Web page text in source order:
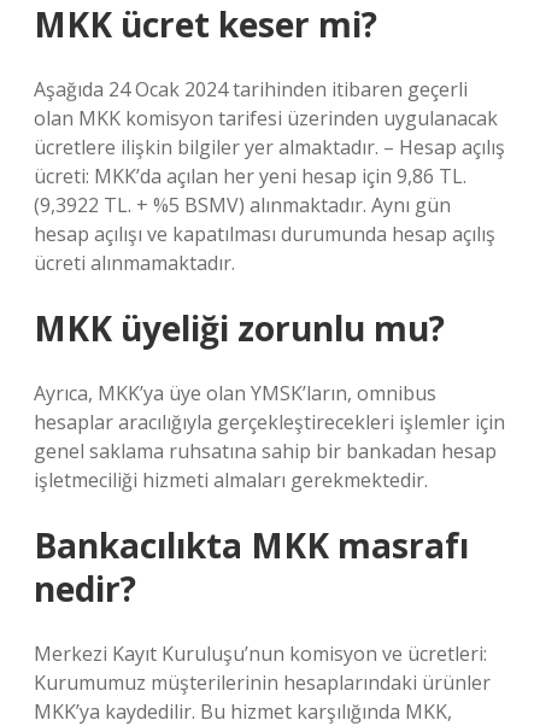
MKK ücret keser mi?
Aşağıda 24 Ocak 2024 tarihinden itibaren geçerli
olan MKK komisyon tarifesi üzerinden uygulanacak
ücretlere ilişkin bilgiler yer almaktadır. – Hesap açılış
ücreti: MKK’da açılan her yeni hesap için 9,86 TL.
(9,3922 TL. + %5 BSMV) alınmaktadır. Aynı gün
hesap açılışı ve kapatılması durumunda hesap açılış
ücreti alınmamaktadır.
MKK üyeliği zorunlu mu?
Ayrıca, MKK’ya üye olan YMSK’ların, omnibus
hesaplar aracılığıyla gerçekleştirecekleri işlemler için
genel saklama ruhsatına sahip bir bankadan hesap
işletmeciliği hizmeti almaları gerekmektedir.
Bankacılıkta MKK masrafı
nedir?
Merkezi Kayıt Kuruluşu’nun komisyon ve ücretleri:
Kurumumuz müşterilerinin hesaplarındaki ürünler
MKK’ya kaydedilir. Bu hizmet karşılığında MKK,